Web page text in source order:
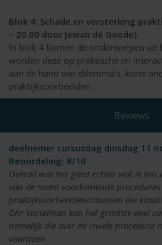
Blok 4: Schade en versterking
– 20.00 door Jewan de Goede)
In blok 4 komen de onderwerpen uit
worden deze op praktische en
aan de hand van dilemma’s, korte
praktijkvoorbeelden.
Reviews
deelnemer cursusdag dinsdag 11
Beoordeling: 8/10
Overall was het goed echter wat ik mis
van de meest voorkomende procedures
praktijkvoorbeelden/casussen die
Dhr Vorselman kan het grootste deel
namelijk die over de civiele procedure
voordoen.